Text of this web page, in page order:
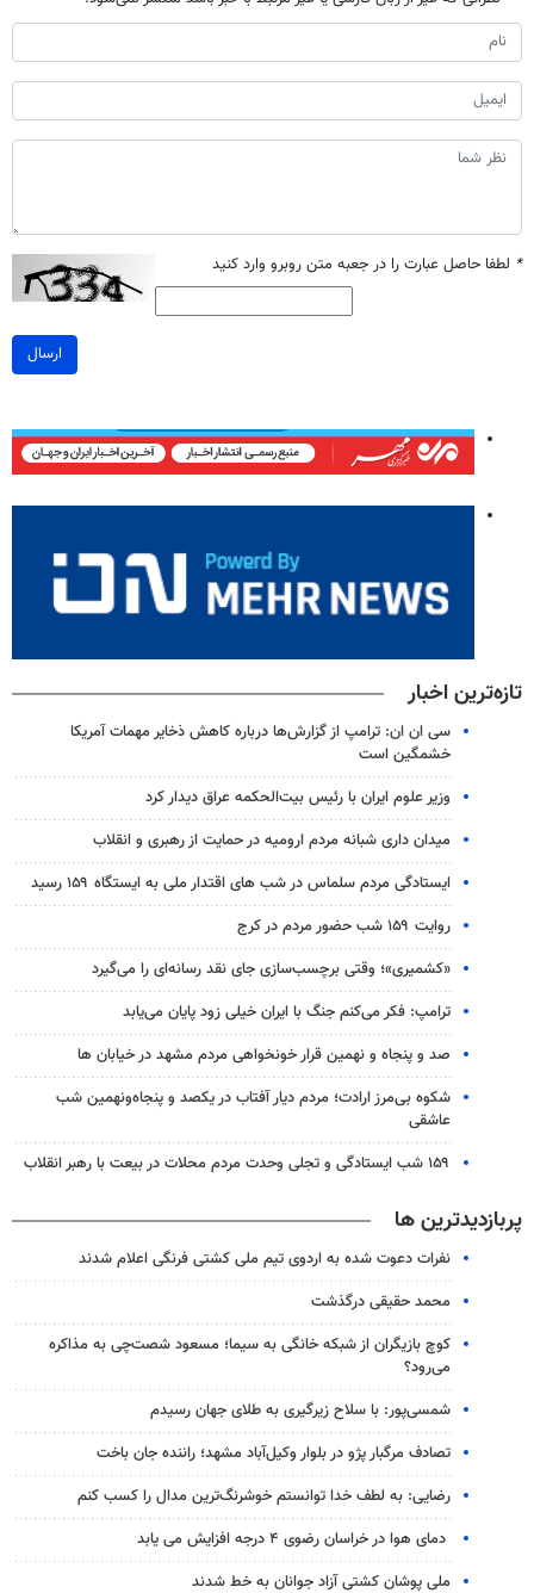
* لطفا حاصل عبارت را در جعبه متن روبرو وارد کنید
ارسال
تازه‌ترین اخبار
سی ان ان: ترامپ از گزارش‌ها درباره کاهش ذخایر مهمات آمریکا
خشمگین است
وزیر علوم ایران با رئیس بیت‌الحکمه عراق دیدار کرد
میدان داری شبانه مردم ارومیه در حمایت از رهبری و انقلاب
ایستادگی مردم سلماس در شب های اقتدار ملی به ایستگاه ۱۵۹ رسید
روایت ۱۵۹ شب حضور مردم در کرج
«کشمیری»؛ وقتی برچسب‌سازی جای نقد رسانه‌ای را می‌گیرد
ترامپ: فکر می‌کنم جنگ با ایران خیلی زود پایان می‌یابد
صد و پنجاه و نهمین قرار خونخواهی مردم مشهد در خیابان ها
شکوه بی‌مرز ارادت؛ مردم دیار آفتاب در یکصد و پنجاه‌ونهمین شب
عاشقی
۱۵۹ شب ایستادگی و تجلی وحدت مردم محلات در بیعت با رهبر انقلاب
پربازدیدترین ها
نفرات دعوت شده به اردوی تیم ملی کشتی فرنگی اعلام شدند
محمد حقیقی درگذشت
کوچ بازیگران از شبکه خانگی به سیما؛ مسعود شصت‌چی به مذاکره
می‌رود؟
شمسی‌پور: با سلاح زیرگیری به طلای جهان رسیدم
تصادف مرگبار پژو در بلوار وکیل‌آباد مشهد؛ راننده جان باخت
رضایی: به لطف خدا توانستم خوشرنگ‌ترین مدال را کسب کنم
دمای هوا در خراسان رضوی ۴ درجه افزایش می یابد
ملی پوشان کشتی آزاد جوانان به خط شدند